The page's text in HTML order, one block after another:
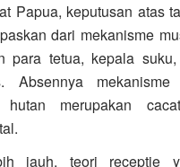
Papua, keputusan atas
dari mekanisme
para tetua, kepala
Absennya
hutan merupakan
jauh, teori receptie